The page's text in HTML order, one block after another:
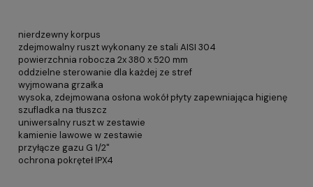
nierdzewny korpus
zdejmowalny ruszt wykonany ze stali AISI 304
powierzchnia robocza 2x 380 x 520 mm
oddzielne sterowanie dla każdej ze stref
wyjmowana grzałka
wysoka, zdejmowana osłona wokół płyty zapewniająca higienę
szufladka na tłuszcz
uniwersalny ruszt w zestawie
kamienie lawowe w zestawie
przyłącze gazu G 1/2"
ochrona pokręteł IPX4